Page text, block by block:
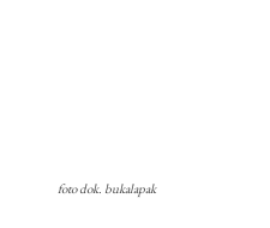
foto dok. bukalapak